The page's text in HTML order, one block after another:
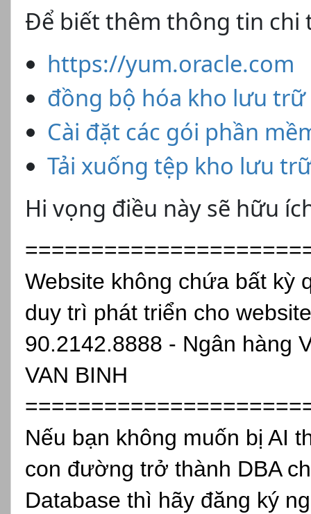
Để biết thêm thông tin chi
https://yum.oracle.com
đồng bộ hóa kho lưu trữ
Cài đặt các gói phần
Tải xuống tệp kho lưu
Hi vọng điều này sẽ hữu
Website không chứa bất kỳ
duy trì phát triển cho
90.2142.8888 - Ngân hàng
VAN BINH
Nếu bạn không muốn bị AI
con đường trở thành DBA
Database thì hãy đăng ký